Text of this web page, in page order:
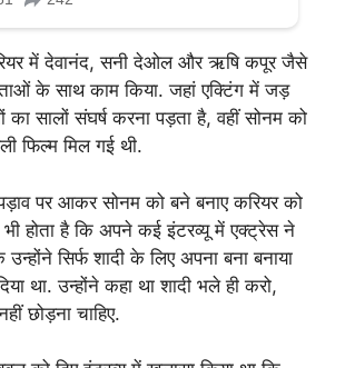
में देवानंद, सनी देओल और ऋषि कपूर जैसे
के साथ काम किया. जहां एक्टिंग में जड़
का सालों संघर्ष करना पड़ता है, वहीं सोनम को
फिल्म मिल गई थी.
पर आकर सोनम को बने बनाए करियर को
भी होता है कि अपने कई इंटरव्यू में एक्ट्रेस ने
सिर्फ शादी के लिए अपना बना बनाया
था. उन्होंने कहा था शादी भले ही करो,
छोड़ना चाहिए.